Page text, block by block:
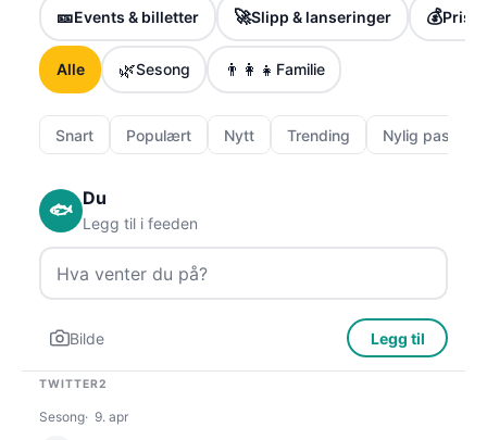
🎫Events & billetter 🚀Slipp & lanseringer 💰
Alle 🌿Sesong 👨‍👩‍👧 Familie
Snart Populært Nytt Trending Nylig passert
🐟
Du
Legg til i feeden
Bilde Legg til
TWITTER2
Sesong 9. apr